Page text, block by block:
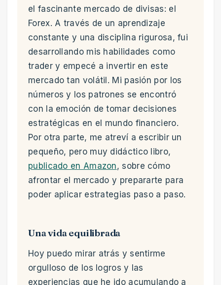
el fascinante mercado de divisas: el
Forex. A través de un aprendizaje
constante y una disciplina rigurosa, fui
desarrollando mis habilidades como
trader y empecé a invertir en este
mercado tan volátil. Mi pasión por los
números y los patrones se encontró
con la emoción de tomar decisiones
estratégicas en el mundo financiero.
Por otra parte, me atreví a escribir un
pequeño, pero muy didáctico libro,
publicado en Amazon, sobre cómo
afrontar el mercado y prepararte para
poder aplicar estrategias paso a paso.
Una vida equilibrada
Hoy puedo mirar atrás y sentirme
orgulloso de los logros y las
experiencias que he ido acumulando a